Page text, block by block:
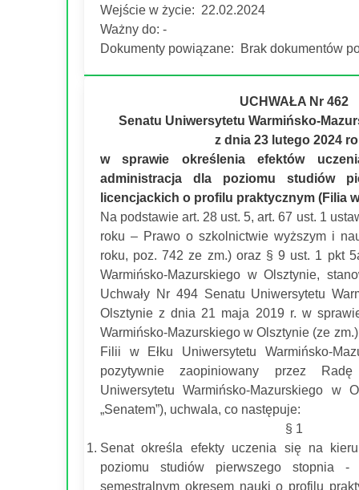
Wejście w życie: 22.02.2024
Ważny do: -
Dokumenty powiązane:
Brak dokumentów
UCHWAŁA Nr 462
Senatu Uniwersytetu Warmińsko-
z dnia 23 lutego 2024
w sprawie określenia efektów
administracja dla poziomu studiów
licencjackich o profilu praktycznym (Filia w
Na podstawie art. 28 ust. 5, art. 67 ust. 1
roku – Prawo o szkolnictwie wyższym i
roku, poz. 742 ze zm.) oraz § 9 ust. 1 pkt
Warmińsko-Mazurskiego w Olsztynie,
Uchwały Nr 494 Senatu Uniwersytetu
Olsztynie z dnia 21 maja 2019 r. w
Warmińsko-Mazurskiego w Olsztynie (ze
Filii w Ełku Uniwersytetu Warmińsko-
pozytywnie zaopiniowany przez
Uniwersytetu Warmińsko-Mazurskiego w
„Senatem”), uchwala, co następuje:
§ 1
Senat określa efekty uczenia się na
poziomu studiów pierwszego stopnia
semestralnym okresem nauki o profilu